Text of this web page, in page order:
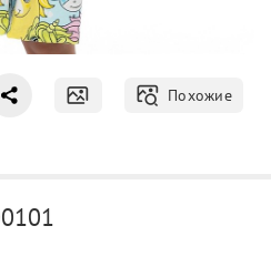
Похожие